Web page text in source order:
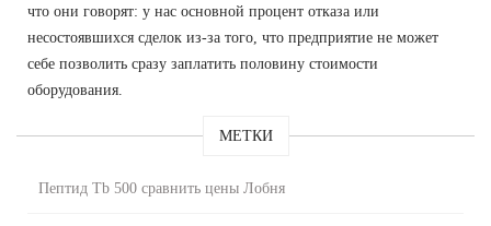
что они говорят: у нас основной процент отказа или
несостоявшихся сделок из-за того, что предприятие не может
себе позволить сразу заплатить половину стоимости
оборудования.
МЕТКИ
Пептид Tb 500 сравнить цены Лобня